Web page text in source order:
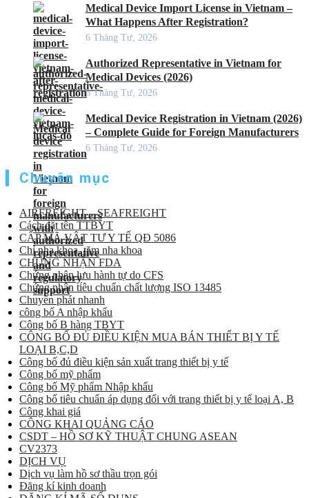
Medical Device Import License in Vietnam –
What Happens After Registration?
6 Tháng Tư, 2026
Authorized Representative in Vietnam for
Medical Devices (2026)
6 Tháng Tư, 2026
Medical Device Registration in Vietnam (2026)
– Complete Guide for Foreign Manufacturers
6 Tháng Tư, 2026
Chuyên mục
AIRFREIGHT – SEAFREIGHT
Cách đặt tên TTBYT
CẤP MÃ VẬT TƯ Y TẾ QĐ 5086
Chỉ nha khoa, tăm nha khoa
CHỨNG NHẬN FDA
Chứng nhận lưu hành tự do CFS
Chứng nhận tiêu chuẩn chất lượng ISO 13485
Chuyển phát nhanh
công bố A nhập khẩu
Công bố B hàng TBYT
CÔNG BỐ ĐỦ ĐIỀU KIỆN MUA BÁN THIẾT BỊ Y TẾ
LOẠI B,C,D
Công bố đủ điều kiện sản xuất trang thiết bị y tế
Công bố mỹ phẩm
Công bố Mỹ phẩm Nhập khẩu
Công bố tiêu chuẩn áp dụng đối với trang thiết bị y tế loại A, B
Công khai giá
CÔNG KHAI QUẢNG CÁO
CSDT – HỒ SƠ KỸ THUẬT CHUNG ASEAN
CV2373
DỊCH VỤ
Dịch vụ làm hồ sơ thầu trọn gói
Đăng kí kinh doanh